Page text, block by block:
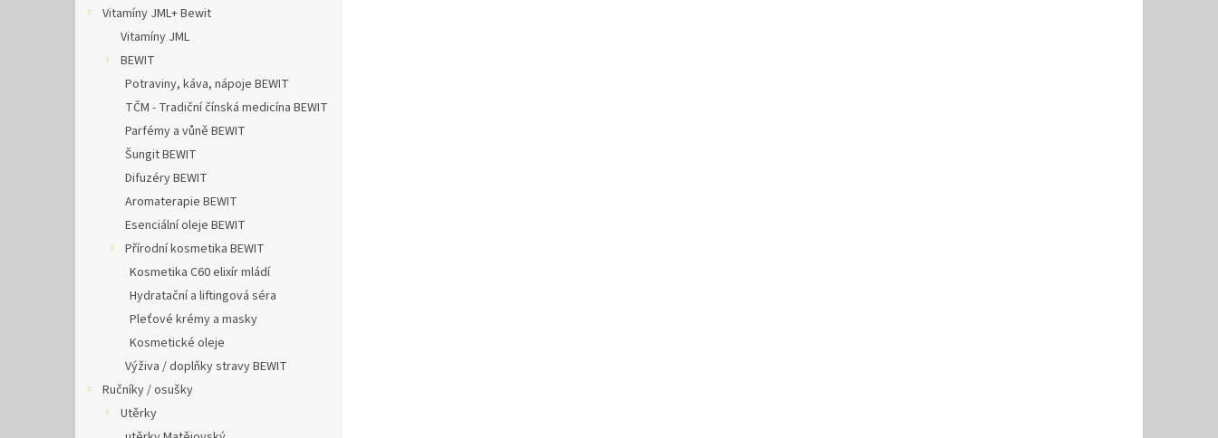
Vitamíny JML+ Bewit
Vitamíny JML
BEWIT
Potraviny, káva, nápoje BEWIT
TČM - Tradiční čínská medicína BEWIT
Parfémy a vůně BEWIT
Šungit BEWIT
Difuzéry BEWIT
Aromaterapie BEWIT
Esenciální oleje BEWIT
Přírodní kosmetika BEWIT
Kosmetika C60 elixír mládí
Hydratační a liftingová séra
Pleťové krémy a masky
Kosmetické oleje
Výživa / doplňky stravy BEWIT
Ručníky / osušky
Utěrky